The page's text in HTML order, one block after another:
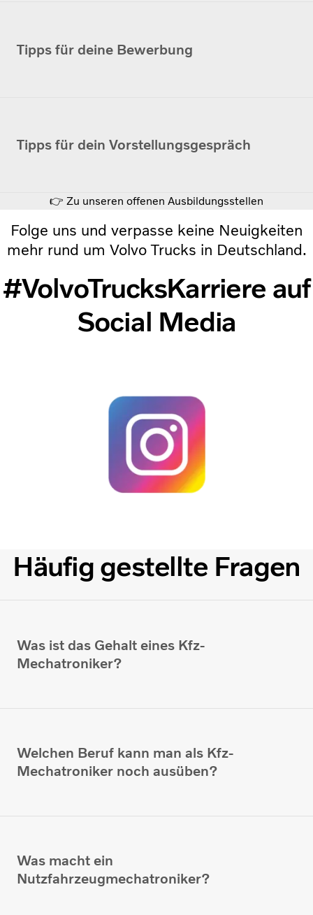
Tipps für deine Bewerbung
Tipps für dein Vorstellungsgespräch
👉 Zu unseren offenen Ausbildungsstellen
Folge uns und verpasse keine Neuigkeiten
mehr rund um Volvo Trucks in Deutschland.
#VolvoTrucksKarriere auf
Social Media
Häufig gestellte Fragen
Was ist das Gehalt eines Kfz-
Mechatroniker?
Welchen Beruf kann man als Kfz-
Mechatroniker noch ausüben?
Was macht ein
Nutzfahrzeugmechatroniker?